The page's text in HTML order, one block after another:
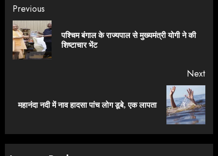
Continue
Reading
Previous
पश्चिम बंगाल के राज्यपाल से मुख्यमंत्री योगी ने की
शिष्टाचार भेंट
Next
Next
महानंदा नदी में नाव हादसा पांच लोग डूबे, एक लापता